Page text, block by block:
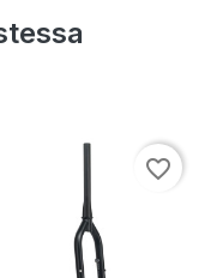
favorite_border